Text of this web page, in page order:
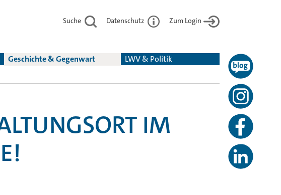
Suche Datenschutz Zum Login
Geschichte & Gegenwart LWV & Politik
IM